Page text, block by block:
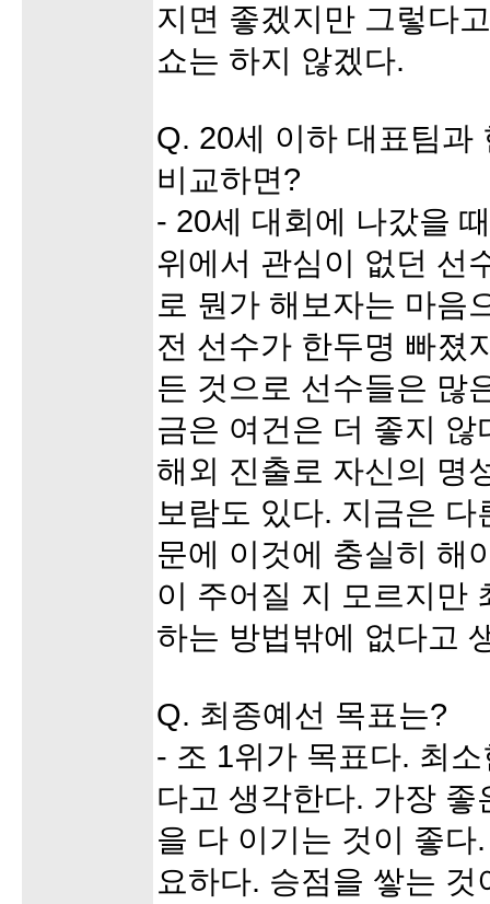
지면 좋겠지만 그렇다
쇼는 하지 않겠다.
Q. 20세 이하 대표팀과
비교하면?
- 20세 대회에 나갔을
위에서 관심이 없던 선
로 뭔가 해보자는 마음
전 선수가 한두명 빠졌
든 것으로 선수들은 많
금은 여건은 더 좋지
해외 진출로 자신의 명
보람도 있다. 지금은
문에 이것에 충실히 해
이 주어질 지 모르지만
하는 방법밖에 없다고
Q. 최종예선 목표는?
- 조 1위가 목표다. 최
다고 생각한다. 가장
을 다 이기는 것이 좋
요하다. 승점을 쌓는